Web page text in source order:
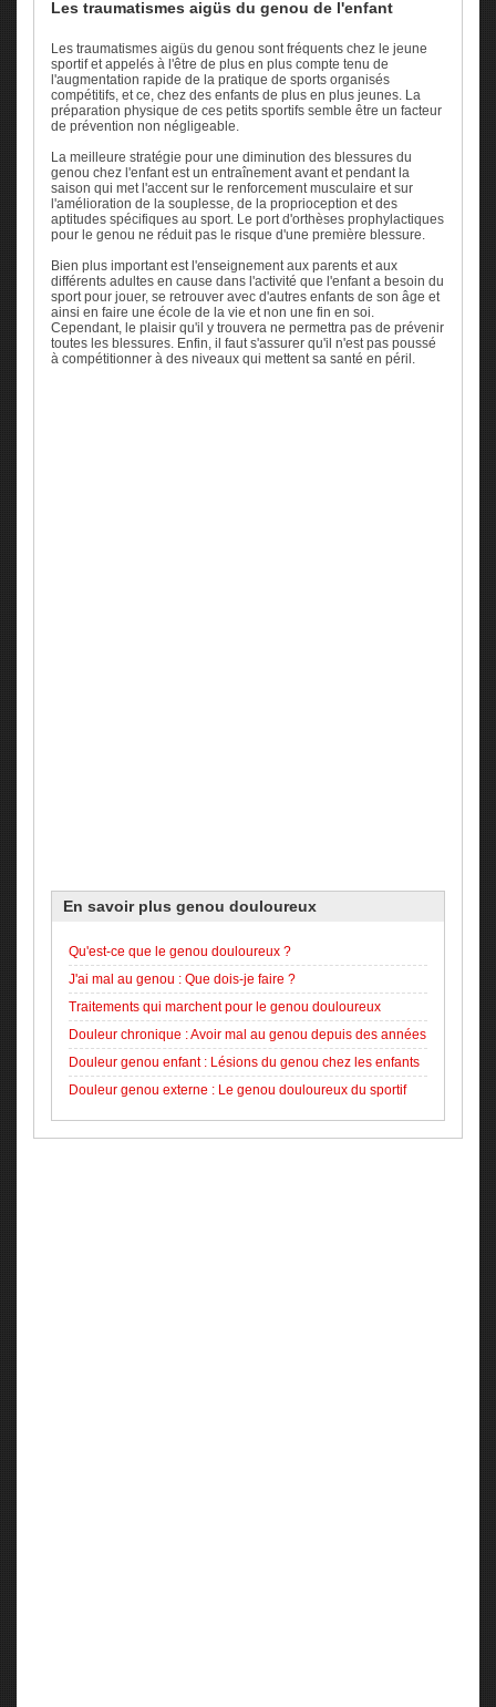
Les traumatismes aigüs du genou de l'enfant
Les traumatismes aigüs du genou sont fréquents chez le jeune
sportif et appelés à l'être de plus en plus compte tenu de
l'augmentation rapide de la pratique de sports organisés
compétitifs, et ce, chez des enfants de plus en plus jeunes. La
préparation physique de ces petits sportifs semble être un facteur
de prévention non négligeable.
La meilleure stratégie pour une diminution des blessures du
genou chez l'enfant est un entraînement avant et pendant la
saison qui met l'accent sur le renforcement musculaire et sur
l'amélioration de la souplesse, de la proprioception et des
aptitudes spécifiques au sport. Le port d'orthèses prophylactiques
pour le genou ne réduit pas le risque d'une première blessure.
Bien plus important est l'enseignement aux parents et aux
différents adultes en cause dans l'activité que l'enfant a besoin du
sport pour jouer, se retrouver avec d'autres enfants de son âge et
ainsi en faire une école de la vie et non une fin en soi.
Cependant, le plaisir qu'il y trouvera ne permettra pas de prévenir
toutes les blessures. Enfin, il faut s'assurer qu'il n'est pas poussé
à compétitionner à des niveaux qui mettent sa santé en péril.
En savoir plus genou douloureux
Qu'est-ce que le genou douloureux ?
J'ai mal au genou : Que dois-je faire ?
Traitements qui marchent pour le genou douloureux
Douleur chronique : Avoir mal au genou depuis des années
Douleur genou enfant : Lésions du genou chez les enfants
Douleur genou externe : Le genou douloureux du sportif